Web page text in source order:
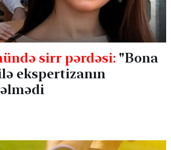
sirr pərdəsi: "Bona
ekspertizanın